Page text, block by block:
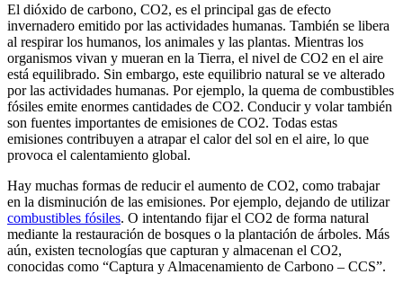
El dióxido de carbono, CO2, es el principal gas de efecto
invernadero emitido por las actividades humanas. También se libera
al respirar los humanos, los animales y las plantas. Mientras los
organismos vivan y mueran en la Tierra, el nivel de CO2 en el aire
está equilibrado. Sin embargo, este equilibrio natural se ve alterado
por las actividades humanas. Por ejemplo, la quema de combustibles
fósiles emite enormes cantidades de CO2. Conducir y volar también
son fuentes importantes de emisiones de CO2. Todas estas
emisiones contribuyen a atrapar el calor del sol en el aire, lo que
provoca el calentamiento global.
Hay muchas formas de reducir el aumento de CO2, como trabajar
en la disminución de las emisiones. Por ejemplo, dejando de utilizar
combustibles fósiles. O intentando fijar el CO2 de forma natural
mediante la restauración de bosques o la plantación de árboles. Más
aún, existen tecnologías que capturan y almacenan el CO2,
conocidas como “Captura y Almacenamiento de Carbono – CCS”.